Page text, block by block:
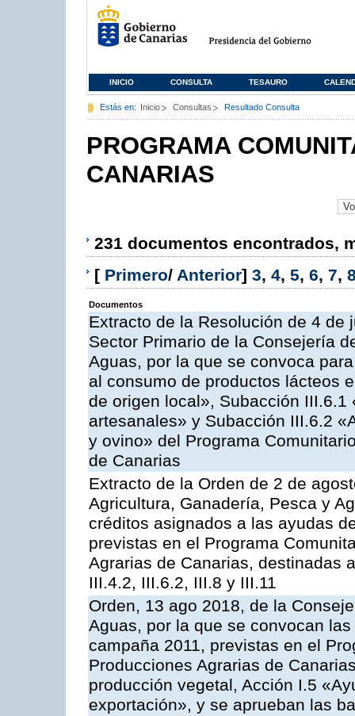
INICIO CONSULTA TESAURO
Estás en: Inicio Consultas Resultado Consulta
PROGRAMA
CANARIAS
231 documentos encontrados,
[ Primero/ Anterior] 3, 4, 5, 6, 7,
Documentos
Extracto de la Resolución de 4
Sector Primario de la Consejería
Aguas, por la que se convoca
al consumo de productos lácteos
de origen local», Subacción
artesanales» y Subacción III.6.2
y ovino» del Programa
de Canarias
Extracto de la Orden de 2 de
Agricultura, Ganadería, Pesca y
créditos asignados a las ayudas
previstas en el Programa
Agrarias de Canarias, destinadas
III.4.2, III.6.2, III.8 y III.11
Orden, 13 ago 2018, de la
Aguas, por la que se convocan
campaña 2011, previstas en el
Producciones Agrarias de
producción vegetal, Acción I.5
exportación», y se aprueban las